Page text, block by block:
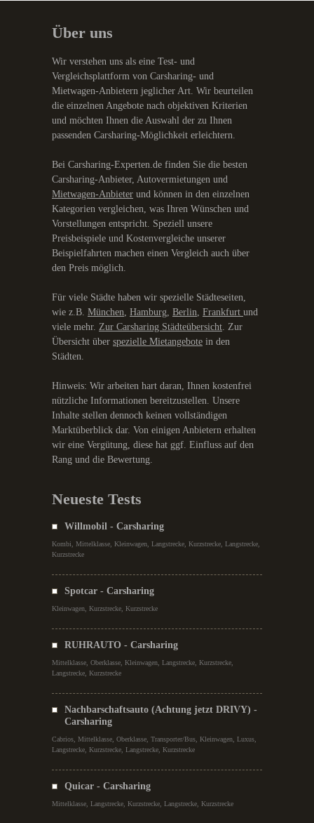
Über uns
Wir verstehen uns als eine Test- und
Vergleichsplattform von Carsharing- und
Mietwagen-Anbietern jeglicher Art. Wir beurteilen
die einzelnen Angebote nach objektiven Kriterien
und möchten Ihnen die Auswahl der zu Ihnen
passenden Carsharing-Möglichkeit erleichtern.
Bei Carsharing-Experten.de finden Sie die besten
Carsharing-Anbieter, Autovermietungen und
Mietwagen-Anbieter und können in den einzelnen
Kategorien vergleichen, was Ihren Wünschen und
Vorstellungen entspricht. Speziell unsere
Preisbeispiele und Kostenvergleiche unserer
Beispielfahrten machen einen Vergleich auch über
den Preis möglich.
Für viele Städte haben wir spezielle Städteseiten,
wie z.B. München Hamburg Berlin Frankfurt und
viele mehr. Zur Carsharing Städteübersicht . Zur
Übersicht über spezielle Mietangebote in den
Städten.
Hinweis: Wir arbeiten hart daran, Ihnen kostenfrei
nützliche Informationen bereitzustellen. Unsere
Inhalte stellen dennoch keinen vollständigen
Marktüberblick dar. Von einigen Anbietern erhalten
wir eine Vergütung, diese hat ggf. Einfluss auf den
Rang und die Bewertung.
Neueste Tests
Willmobil - Carsharing
Kombi, Mittelklasse, Kleinwagen, Langstrecke, Kurzstrecke, Langstrecke,
Kurzstrecke
Spotcar - Carsharing
Kleinwagen, Kurzstrecke, Kurzstrecke
RUHRAUTO - Carsharing
Mittelklasse, Oberklasse, Kleinwagen, Langstrecke, Kurzstrecke,
Langstrecke, Kurzstrecke
Nachbarschaftsauto (Achtung jetzt DRIVY) -
Carsharing
Cabrios, Mittelklasse, Oberklasse, Transporter/Bus, Kleinwagen, Luxus,
Langstrecke, Kurzstrecke, Langstrecke, Kurzstrecke
Quicar - Carsharing
Mittelklasse, Langstrecke, Kurzstrecke, Langstrecke, Kurzstrecke